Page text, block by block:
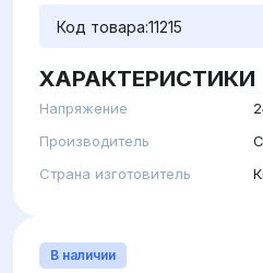
Код товара:11215
ХАРАКТЕРИСТИКИ
Напряжение
Производитель
Страна изготовитель
В наличии